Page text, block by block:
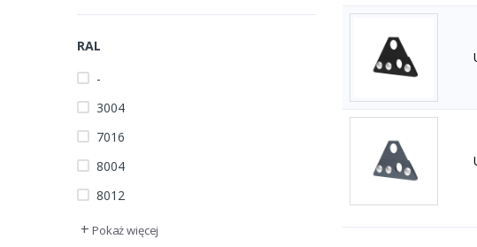
RAL
-
3004
7016
8004
8012
+ Pokaż więcej